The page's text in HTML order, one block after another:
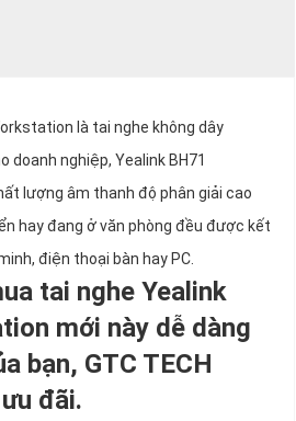
là tai nghe không dây
doanh nghiệp, Yealink BH71
lượng âm thanh độ phân giải cao
hay đang ở văn phòng đều được kết
điện thoại bàn hay PC.
tai nghe Yealink
mới này dễ dàng
bạn, GTC TECH
đãi.